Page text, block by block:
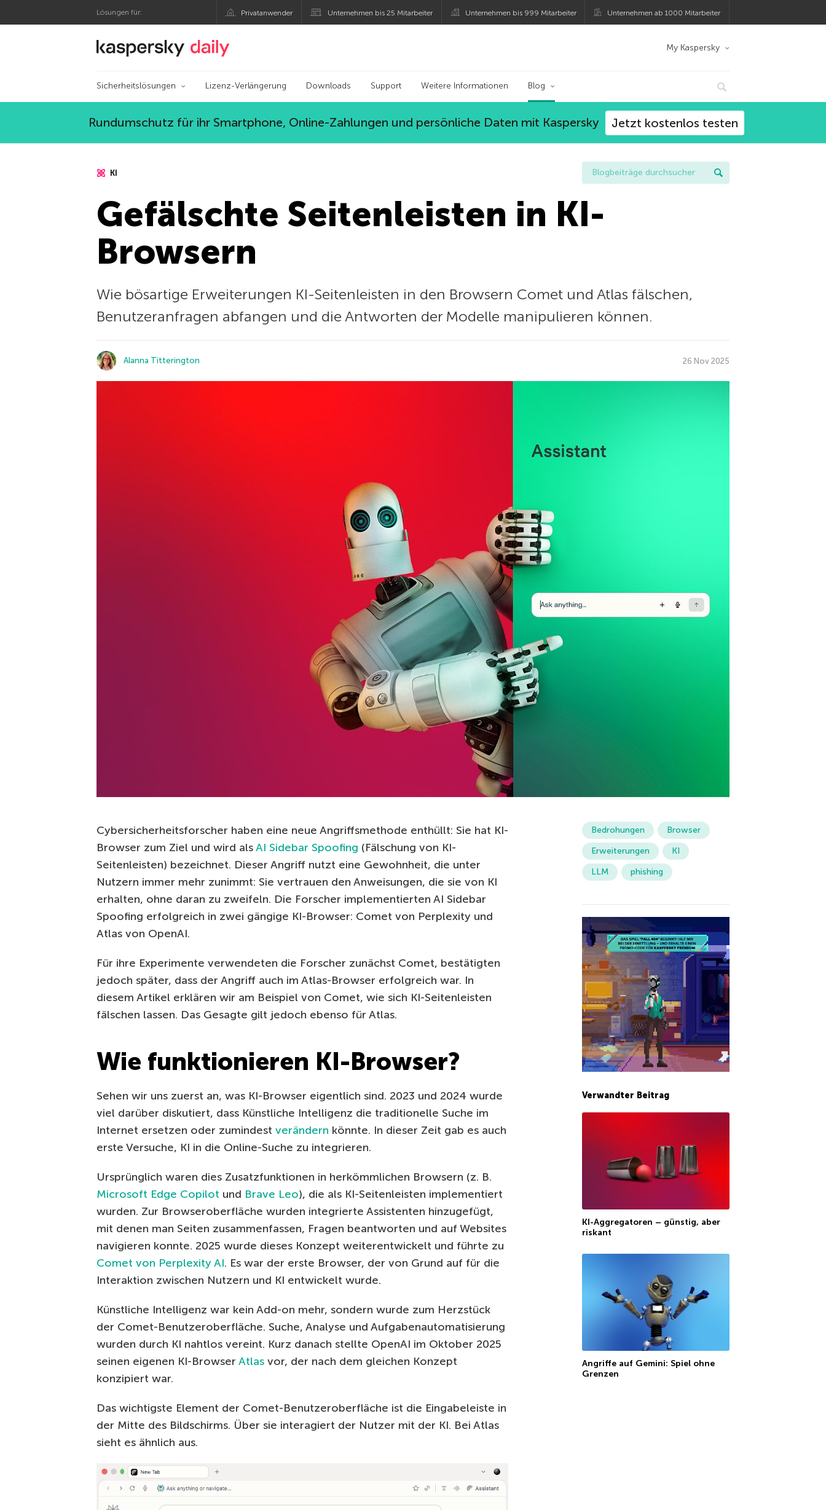
Lösungen für: Privatanwender Unternehmen bis 25 Mitarbeiter Unternehmen bis 999 Mitarbeiter Unternehmen ab 1000 Mitarbeiter
Offizieller Blog von Kaspersky My Kaspersky
Sicherheitslösungen Lizenz-Verlängerung Downloads Support Weitere Informationen Blog
Rundumschutz für ihr Smartphone, Online-Zahlungen und persönliche Daten mit Kaspersky Jetzt kostenlos testen
KI
Gefälschte Seitenleisten in KI-
Browsern
Wie bösartige Erweiterungen KI-Seitenleisten in den Browsern Comet und Atlas fälschen,
Benutzeranfragen abfangen und die Antworten der Modelle manipulieren können.
Alanna Titterington 26 Nov 2025
Cybersicherheitsforscher haben eine neue Angriffsmethode enthüllt: Sie hat KI-
Browser zum Ziel und wird alsAI Sidebar Spoofing (Fälschung von KI-
Seitenleisten) bezeichnet. Dieser Angriff nutzt eine Gewohnheit, die unter
Nutzern immer mehr zunimmt: Sie vertrauen den Anweisungen, die sie von KI
erhalten, ohne daran zu zweifeln. Die Forscher implementierten AI Sidebar
Spoofing erfolgreich in zwei gängige KI-Browser: Comet von Perplexity und
Atlas von OpenAI.
Für ihre Experimente verwendeten die Forscher zunächst Comet, bestätigten
jedoch später, dass der Angriff auch im Atlas-Browser erfolgreich war. In
diesem Artikel erklären wir am Beispiel von Comet, wie sich KI-Seitenleisten
fälschen lassen. Das Gesagte gilt jedoch ebenso für Atlas.
Wie funktionieren KI-Browser?
Sehen wir uns zuerst an, was KI-Browser eigentlich sind. 2023 und 2024 wurde
viel darüber diskutiert, dass Künstliche Intelligenz die traditionelle Suche im
Internet ersetzen oder zumindest verändern könnte. In dieser Zeit gab es auch
erste Versuche, KI in die Online-Suche zu integrieren.
Ursprünglich waren dies Zusatzfunktionen in herkömmlichen Browsern (z. B.
Microsoft Edge Copilot und Brave Leo), die als KI-Seitenleisten implementiert
wurden. Zur Browseroberfläche wurden integrierte Assistenten hinzugefügt,
mit denen man Seiten zusammenfassen, Fragen beantworten und auf Websites
navigieren konnte. 2025 wurde dieses Konzept weiterentwickelt und führte zu
Comet von Perplexity AI. Es war der erste Browser, der von Grund auf für die
Interaktion zwischen Nutzern und KI entwickelt wurde.
Künstliche Intelligenz war kein Add-on mehr, sondern wurde zum Herzstück
der Comet-Benutzeroberfläche. Suche, Analyse und Aufgabenautomatisierung
wurden durch KI nahtlos vereint. Kurz danach stellte OpenAI im Oktober 2025
seinen eigenen KI-Browser Atlas vor, der nach dem gleichen Konzept
konzipiert war.
Das wichtigste Element der Comet-Benutzeroberfläche ist die Eingabeleiste in
der Mitte des Bildschirms. Über sie interagiert der Nutzer mit der KI. Bei Atlas
sieht es ähnlich aus.
Bedrohungen
Browser
Erweiterungen
KI
LLM
phishing
Verwandter Beitrag
KI-Aggregatoren – günstig, aber
riskant
Angriffe auf Gemini: Spiel ohne
Grenzen